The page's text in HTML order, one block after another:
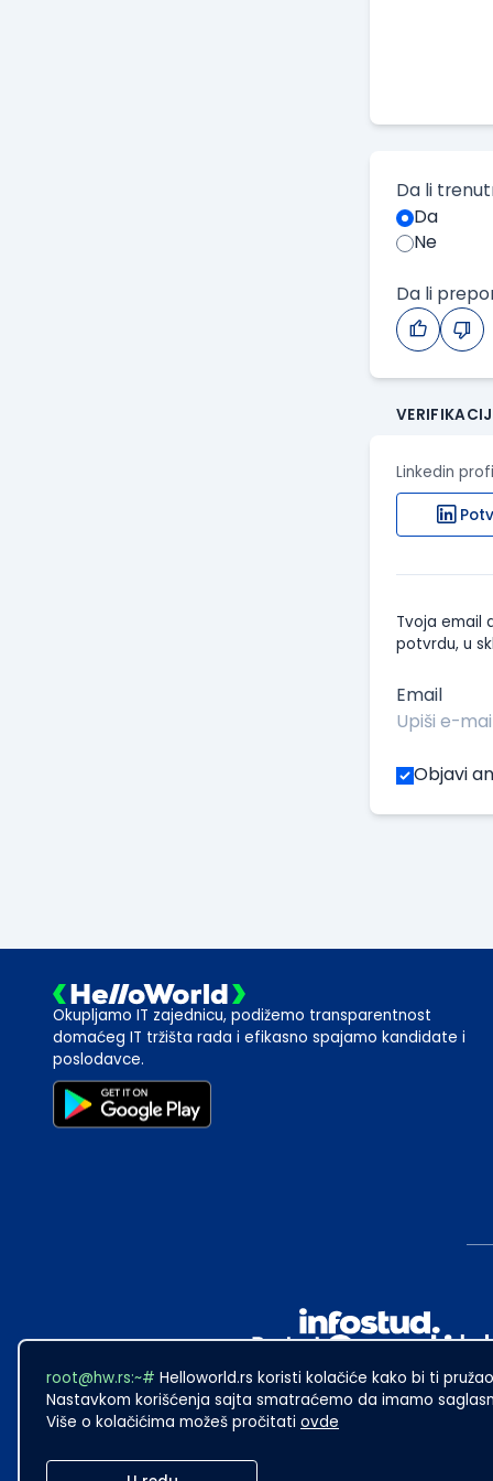
Da li
Da
Ne
Da li
Linkedin
Tvoja email
potvrdu, u
Email
Objavi
root@hw.rs:~# Helloworld.rs koristi kolačiće kako bi ti
Nastavkom korišćenja sajta smatraćemo da imamo
Više o kolačićima možeš pročitati ovde
Okupljamo IT zajednicu, podižemo transparentnost
domaćeg IT tržišta rada i efikasno spajamo kandidate i
poslodavce.